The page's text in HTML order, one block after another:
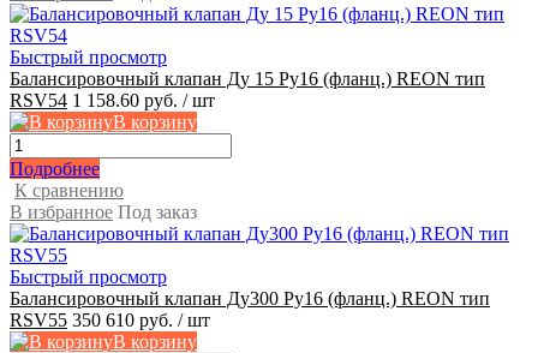
Быстрый просмотр
Балансировочный клапан Ду 15 Ру16 (фланц.) REON тип
RSV54 1 158.60 руб. / шт
В корзину
Подробнее
К сравнению
В избранное Под заказ
Быстрый просмотр
Балансировочный клапан Ду300 Ру16 (фланц.) REON тип
RSV55 350 610 руб. / шт
В корзину